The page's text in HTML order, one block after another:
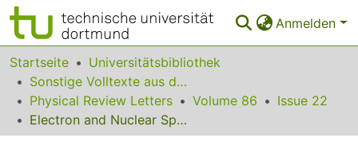
Anmelden
Bereiche & Sammlungen
Das gesamte Repositorium
Statistiken
Startseite
Universitätsbibliothek
Sonstige Volltexte aus dem Bibliotheksangebot
Physical Review Letters
Volume 86
Issue 22
Electron and Nuclear Spin Interactions in the Optical Spectra of Single GaAs Quantum Dots